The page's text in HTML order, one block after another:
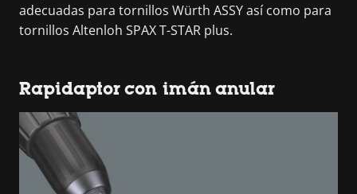
adecuadas para tornillos Würth ASSY así como para
tornillos Altenloh SPAX T-STAR plus.
Rapidaptor con imán anular